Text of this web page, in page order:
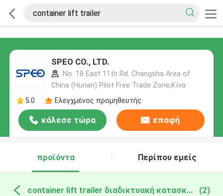
SPEO CO., LTD.
No. 18 East 11th Rd. Changsha Area of
China (Hunan) Pilot Free Trade Zone,Κίνα
5.0
Ελεγχμένος προμηθευτής
κάλεσε τώρα επαφή
προϊόντα Περίπου εμείς
container lift trailer διαδικτυακή κατασκευή (2)